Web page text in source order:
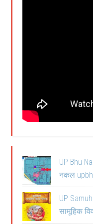
UP Bhu
नकल
UP
सामूहिक